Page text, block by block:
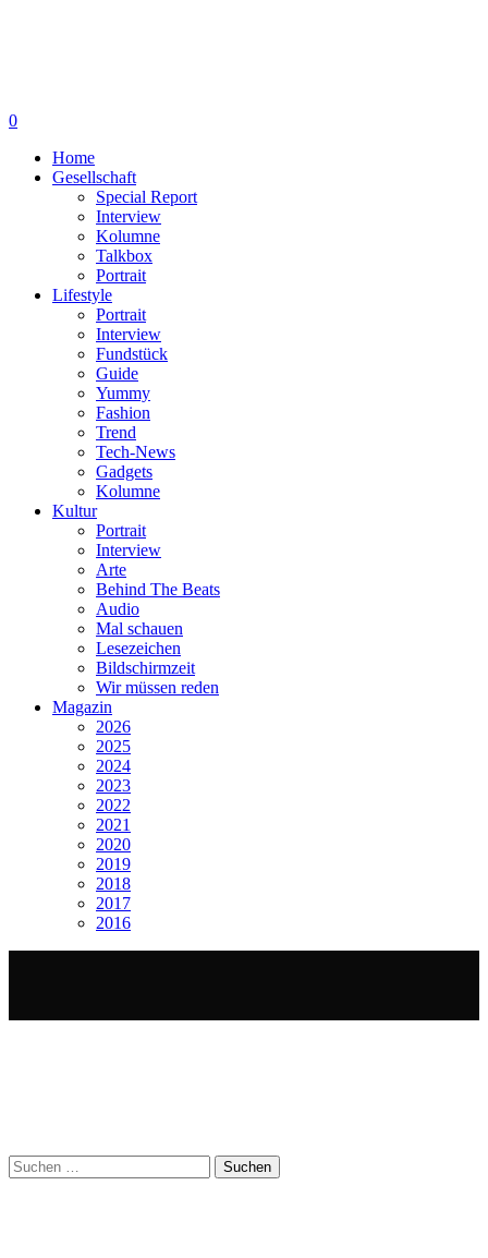
0
Home
Gesellschaft
Special Report
Interview
Kolumne
Talkbox
Portrait
Lifestyle
Portrait
Interview
Fundstück
Guide
Yummy
Fashion
Trend
Tech-News
Gadgets
Kolumne
Kultur
Portrait
Interview
Arte
Behind The Beats
Audio
Mal schauen
Lesezeichen
Bildschirmzeit
Wir müssen reden
Magazin
2026
2025
2024
2023
2022
2021
2020
2019
2018
2017
2016
Suchen
nach: